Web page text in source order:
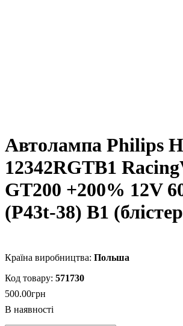
Автолампа Philips
12342RGTВ1
GT200 +200% 12V
(P43t-38) В1
Польша
571730
500.00грн